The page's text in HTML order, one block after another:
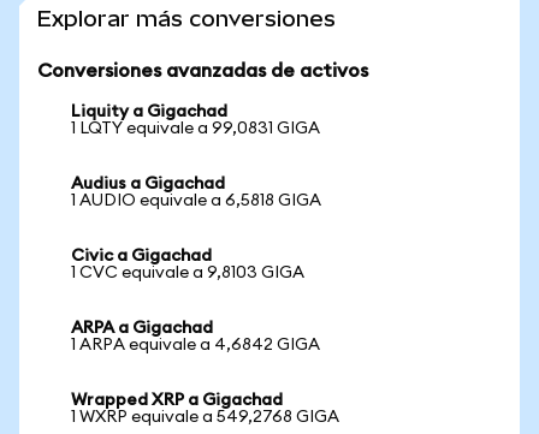
Explorar más conversiones
Conversiones avanzadas de activos
Liquity a Gigachad
1 LQTY equivale a 99,0831 GIGA
Audius a Gigachad
1 AUDIO equivale a 6,5818 GIGA
Civic a Gigachad
1 CVC equivale a 9,8103 GIGA
ARPA a Gigachad
1 ARPA equivale a 4,6842 GIGA
Wrapped XRP a Gigachad
1 WXRP equivale a 549,2768 GIGA